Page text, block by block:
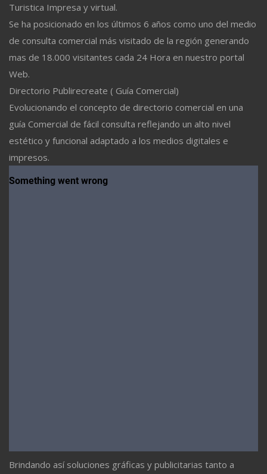
Turistica Impresa y virtual.
Se ha posicionado en los últimos 6 años como uno del medio
de consulta comercial más visitado de la región generando
mas de 18.000 visitantes cada 24 Hora en nuestro portal
Web.
Directorio Publirecreate ( Guía Comercial)
Evolucionando el concepto de directorio comercial en una
guía Comercial de fácil consulta reflejando un alto nivel
estético y funcional adaptado a los medios digitales e
impresos.
Brindando así soluciones gráficas y publicitarias tanto a